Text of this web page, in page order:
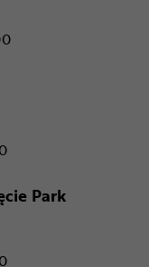
- M1 Poznań
Park